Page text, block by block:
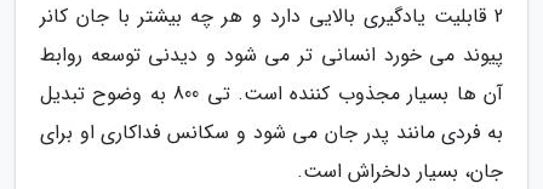
2 قابلیت یادگیری بالایی دارد و هر چه بیشتر با جان کانر
پیوند می خورد انسانی تر می شود و دیدنی توسعه روابط
آن ها بسیار مجذوب کننده است. تی 800 به وضوح تبدیل
به فردی مانند پدر جان می شود و سکانس فداکاری او برای
جان، بسیار دلخراش است.